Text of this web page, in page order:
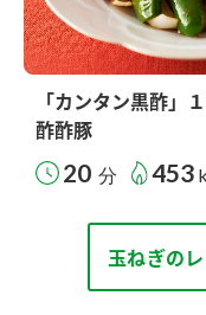
「カンタン黒酢」
酢酢豚
20 分 453
玉ねぎの